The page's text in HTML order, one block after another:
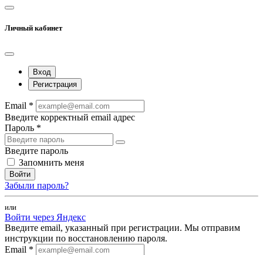
Личный кабинет
Вход
Регистрация
Email *
Введите корректный email адрес
Пароль *
Введите пароль
Запомнить меня
Войти
Забыли пароль?
или
Войти через Яндекс
Введите email, указанный при регистрации. Мы отправим
инструкции по восстановлению пароля.
Email *